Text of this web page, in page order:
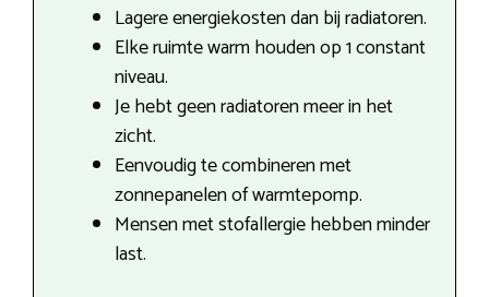
Lagere energiekosten dan bij radiatoren.
Elke ruimte warm houden op 1 constant
niveau.
Je hebt geen radiatoren meer in het
zicht.
Eenvoudig te combineren met
zonnepanelen of warmtepomp.
Mensen met stofallergie hebben minder
last.